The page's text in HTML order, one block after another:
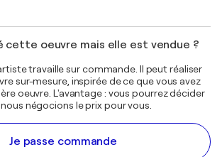
cette oeuvre mais elle est vendue ?
travaille sur commande. Il peut réaliser
sur-mesure, inspirée de ce que vous avez
oeuvre. L'avantage : vous pourrez décider
négocions le prix pour vous.
Je passe commande